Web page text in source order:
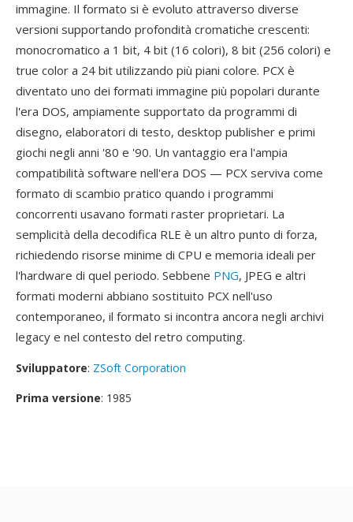
immagine. Il formato si è evoluto attraverso diverse
versioni supportando profondità cromatiche crescenti:
monocromatico a 1 bit, 4 bit (16 colori), 8 bit (256 colori) e
true color a 24 bit utilizzando più piani colore. PCX è
diventato uno dei formati immagine più popolari durante
l'era DOS, ampiamente supportato da programmi di
disegno, elaboratori di testo, desktop publisher e primi
giochi negli anni '80 e '90. Un vantaggio era l'ampia
compatibilità software nell'era DOS — PCX serviva come
formato di scambio pratico quando i programmi
concorrenti usavano formati raster proprietari. La
semplicità della decodifica RLE è un altro punto di forza,
richiedendo risorse minime di CPU e memoria ideali per
l'hardware di quel periodo. Sebbene PNG, JPEG e altri
formati moderni abbiano sostituito PCX nell'uso
contemporaneo, il formato si incontra ancora negli archivi
legacy e nel contesto del retro computing.
Sviluppatore: ZSoft Corporation
Prima versione: 1985